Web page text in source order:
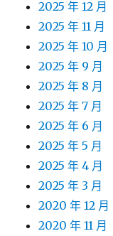
2025 年 12 月
2025 年 11 月
2025 年 10 月
2025 年 9 月
2025 年 8 月
2025 年 7 月
2025 年 6 月
2025 年 5 月
2025 年 4 月
2025 年 3 月
2020 年 12 月
2020 年 11 月